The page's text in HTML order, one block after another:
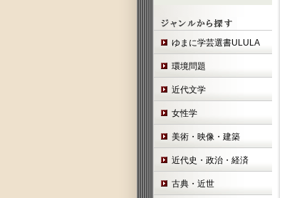
ゆまに学芸選書ULULA
環境問題
近代文学
女性学
美術・映像・建築
近代史・政治・経済
古典・近世